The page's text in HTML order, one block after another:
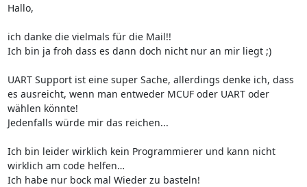
Hallo,
ich danke die vielmals für die Mail!!
Ich bin ja froh dass es dann doch nicht nur an mir liegt ;)
UART Support ist eine super Sache, allerdings denke ich, dass
es ausreicht, wenn man entweder MCUF oder UART oder
wählen könnte!
Jedenfalls würde mir das reichen...
Ich bin leider wirklich kein Programmierer und kann nicht
wirklich am code helfen…
Ich habe nur bock mal Wieder zu basteln!